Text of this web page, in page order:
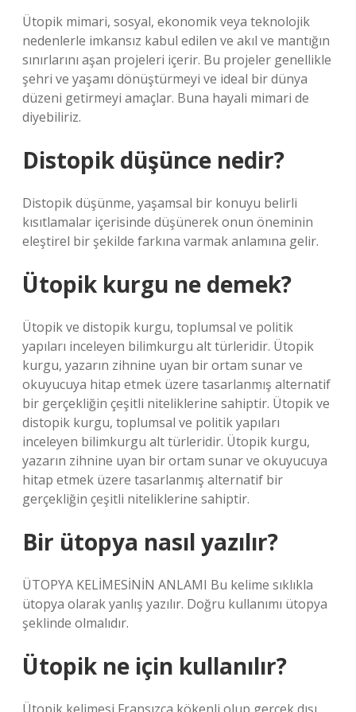
Ütopik mimari, sosyal, ekonomik veya teknolojik
nedenlerle imkansız kabul edilen ve akıl ve mantığın
sınırlarını aşan projeleri içerir. Bu projeler genellikle
şehri ve yaşamı dönüştürmeyi ve ideal bir dünya
düzeni getirmeyi amaçlar. Buna hayali mimari de
diyebiliriz.
Distopik düşünce nedir?
Distopik düşünme, yaşamsal bir konuyu belirli
kısıtlamalar içerisinde düşünerek onun öneminin
eleştirel bir şekilde farkına varmak anlamına gelir.
Ütopik kurgu ne demek?
Ütopik ve distopik kurgu, toplumsal ve politik
yapıları inceleyen bilimkurgu alt türleridir. Ütopik
kurgu, yazarın zihnine uyan bir ortam sunar ve
okuyucuya hitap etmek üzere tasarlanmış alternatif
bir gerçekliğin çeşitli niteliklerine sahiptir. Ütopik ve
distopik kurgu, toplumsal ve politik yapıları
inceleyen bilimkurgu alt türleridir. Ütopik kurgu,
yazarın zihnine uyan bir ortam sunar ve okuyucuya
hitap etmek üzere tasarlanmış alternatif bir
gerçekliğin çeşitli niteliklerine sahiptir.
Bir ütopya nasıl yazılır?
ÜTOPYA KELİMESİNİN ANLAMI Bu kelime sıklıkla
ütopya olarak yanlış yazılır. Doğru kullanımı ütopya
şeklinde olmalıdır.
Ütopik ne için kullanılır?